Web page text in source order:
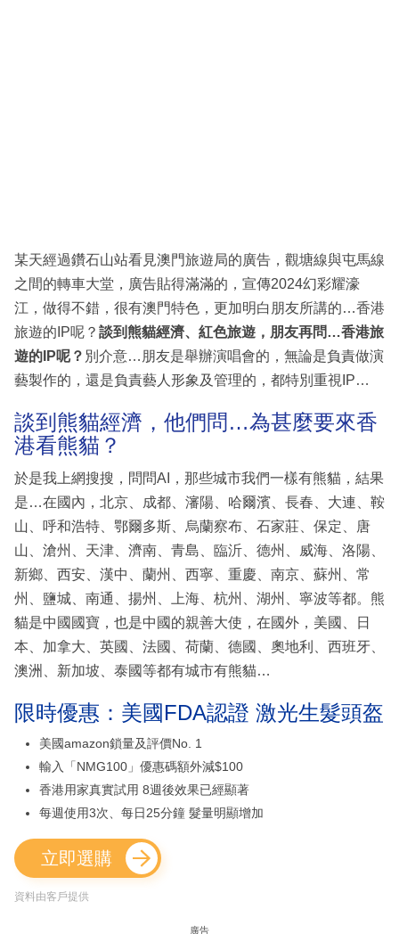
某天經過鑽石山站看見澳門旅遊局的廣告，觀塘線與屯馬線
之間的轉車大堂，廣告貼得滿滿的，宣傳2024幻彩耀濠
江，做得不錯，很有澳門特色，更加明白朋友所講的…香港
旅遊的IP呢？ 談到熊貓經濟、紅色旅遊，朋友再問…香港旅
遊的 IP呢？ 別介意…朋友是舉辦演唱會的，無論是負責做演
藝製作的，還是負責藝人形象及管理的，都特別重視IP…
談到熊貓經濟，他們問…為甚麼要來香
港看熊貓？
於是我上網搜搜，問問AI，那些城市我們一樣有熊貓，結果
是…在國內，北京、成都、瀋陽、哈爾濱、長春、大連、鞍
山、呼和浩特、鄂爾多斯、烏蘭察布、石家莊、保定、唐
山、滄州、天津、濟南、青島、臨沂、德州、威海、洛陽、
新鄉、西安、漢中、蘭州、西寧、重慶、南京、蘇州、常
州、鹽城、南通、揚州、上海、杭州、湖州、寧波等都。熊
貓是中國國寶，也是中國的親善大使，在國外，美國、日
本、加拿大、英國、法國、荷蘭、德國、奧地利、西班牙、
澳洲、新加坡、泰國等都有城市有熊貓…
限時優惠：美國FDA認證 激光生髮頭盔
美國amazon鎖量及評價No. 1
輸入「NMG100」優惠碼額外減$100
香港用家真實試用 8週後效果已經顯著
每週使用3次、每日25分鐘 髮量明顯增加
立即選購
資料由客戶提供
廣告